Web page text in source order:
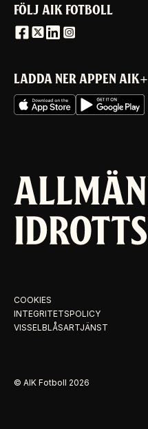
FÖLJ AIK FOTBOLL
LADDA NER APPEN AIK+
COOKIES
INTEGRITETSPOLICY
VISSELBLÅSARTJÄNST
© AIK Fotboll 2026